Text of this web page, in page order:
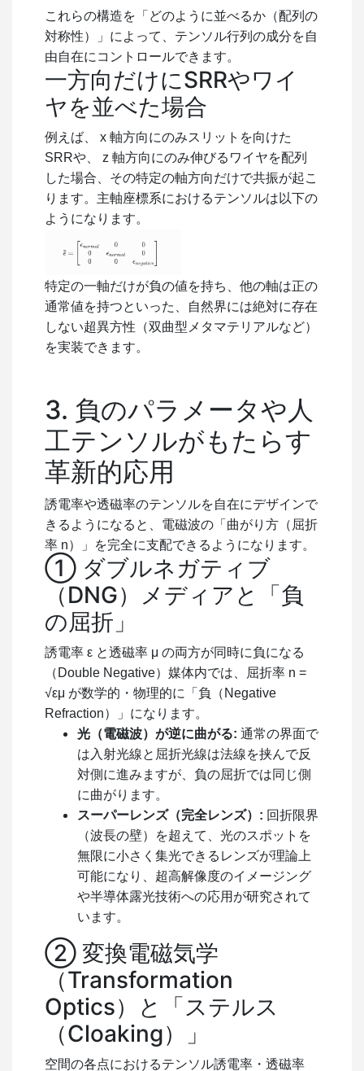
これらの構造を「どのように並べるか（配列の
対称性）」によって、テンソル行列の成分を自
由自在にコントロールできます。
一方向だけにSRRやワイ
ヤを並べた場合
例えば、 x 軸方向にのみスリットを向けた
SRRや、 z 軸方向にのみ伸びるワイヤを配列
した場合、その特定の軸方向だけで共振が起こ
ります。主軸座標系におけるテンソルは以下の
ようになります。
特定の一軸だけが負の値を持ち、他の軸は正の
通常値を持つといった、自然界には絶対に存在
しない超異方性（双曲型メタマテリアルなど）
を実装できます。
3. 負のパラメータや人
工テンソルがもたらす
革新的応用
誘電率や透磁率のテンソルを自在にデザインで
きるようになると、電磁波の「曲がり方（屈折
率 n）」を完全に支配できるようになります。
① ダブルネガティブ
（DNG）メディアと「負
の屈折」
誘電率 ε と透磁率 μ の両方が同時に負になる
（Double Negative）媒体内では、屈折率 n =
√εμ が数学的・物理的に「負（Negative
Refraction）」になります。
光（電磁波）が逆に曲がる: 通常の界面で
は入射光線と屈折光線は法線を挟んで反
対側に進みますが、負の屈折では同じ側
に曲がります。
スーパーレンズ（完全レンズ）: 回折限界
（波長の壁）を超えて、光のスポットを
無限に小さく集光できるレンズが理論上
可能になり、超高解像度のイメージング
や半導体露光技術への応用が研究されて
います。
② 変換電磁気学
（Transformation
Optics）と「ステルス
（Cloaking）」
空間の各点におけるテンソル誘電率・透磁率